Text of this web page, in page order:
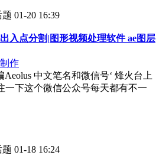
题 01-20 16:39
入点分割|图形视频处理软件 ae图层
作
中文笔名和微信号‘ 烽火台上
一下这个微信公众号每天都有不一
题 01-18 16:24